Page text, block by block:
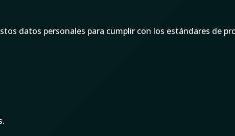
datos personales para cumplir con los estándares de